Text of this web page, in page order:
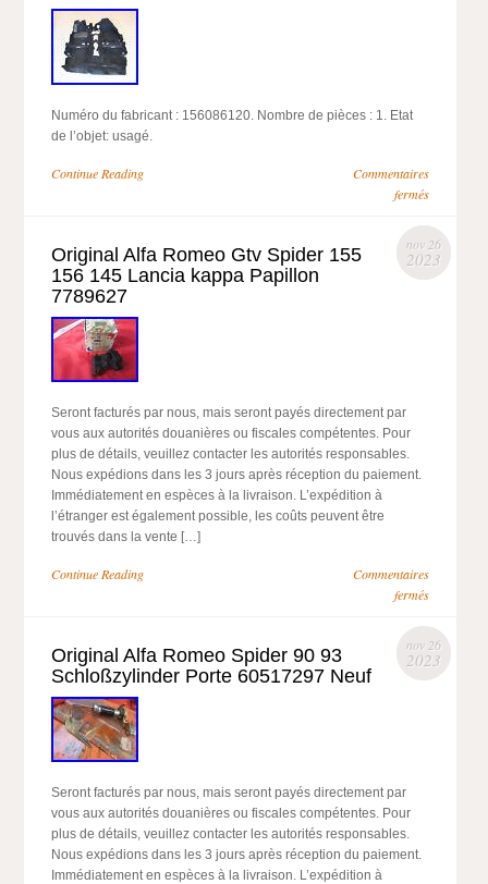
Numéro du fabricant : 156086120. Nombre de pièces : 1. Etat
de l’objet: usagé.
Continue Reading
Commentaires
fermés
nov 26
2023
Original Alfa Romeo Gtv Spider 155
156 145 Lancia kappa Papillon
7789627
Seront facturés par nous, mais seront payés directement par
vous aux autorités douanières ou fiscales compétentes. Pour
plus de détails, veuillez contacter les autorités responsables.
Nous expédions dans les 3 jours après réception du paiement.
Immédiatement en espèces à la livraison. L’expédition à
l’étranger est également possible, les coûts peuvent être
trouvés dans la vente […]
Continue Reading
Commentaires
fermés
nov 26
2023
Original Alfa Romeo Spider 90 93
Schloßzylinder Porte 60517297 Neuf
Seront facturés par nous, mais seront payés directement par
vous aux autorités douanières ou fiscales compétentes. Pour
plus de détails, veuillez contacter les autorités responsables.
Nous expédions dans les 3 jours après réception du paiement.
Immédiatement en espèces à la livraison. L’expédition à